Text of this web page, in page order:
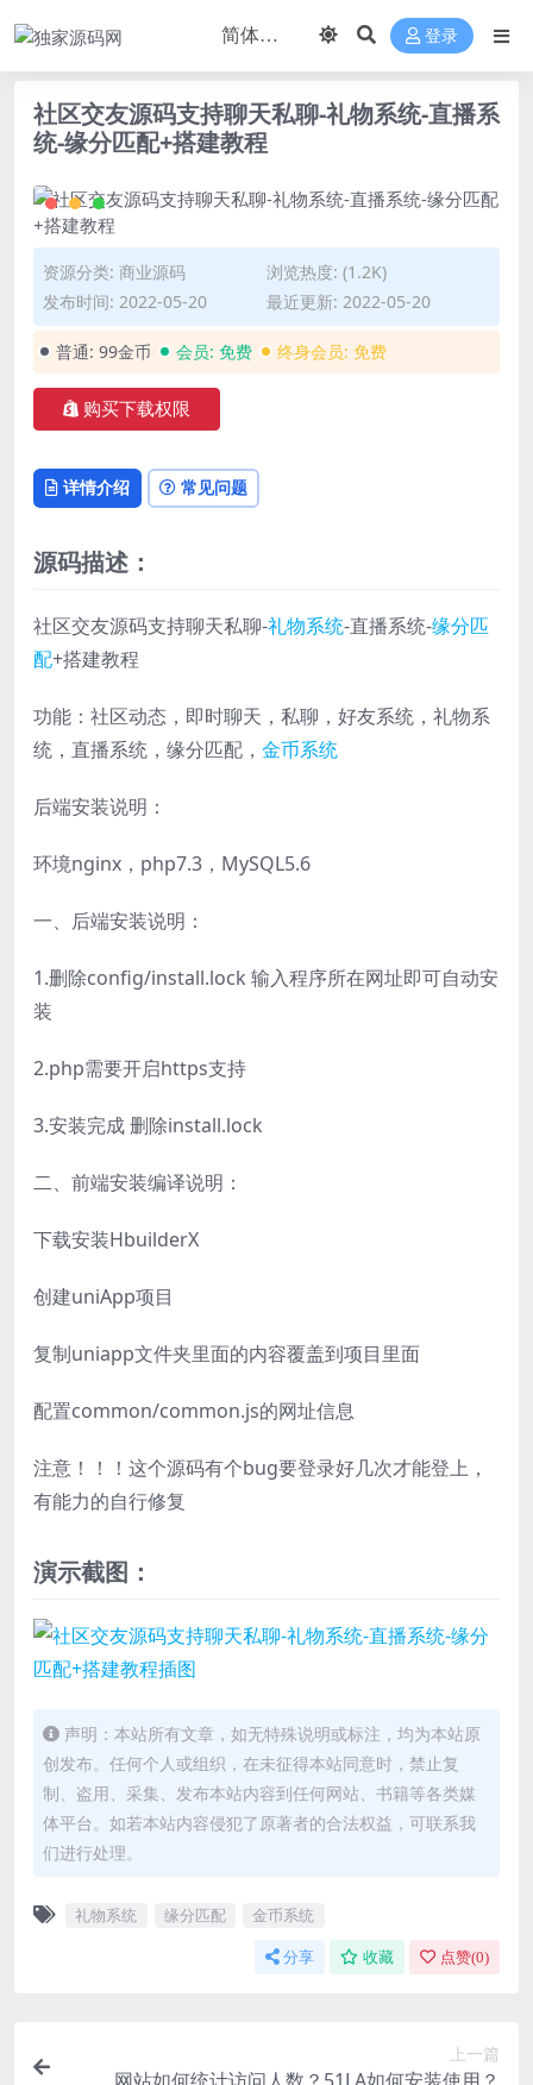
登录
社区交友源码支持聊天私聊-礼物系统-直播系
统-缘分匹配+搭建教程
资源分类: 商业源码
浏览热度: (1.2K)
发布时间: 2022-05-20
最近更新: 2022-05-20
普通: 99金币 会员: 免费 终身会员: 免费
购买下载权限
详情介绍 常见问题
源码描述：
社区交友源码支持聊天私聊-礼物系统-直播系统-缘分匹
配+搭建教程
功能：社区动态，即时聊天，私聊，好友系统，礼物系
统，直播系统，缘分匹配， 金币系统
后端安装说明：
环境nginx，php7.3，MySQL5.6
一、后端安装说明：
1.删除config/install.lock 输入程序所在网址即可自动安
装
2.php需要开启https支持
3.安装完成 删除install.lock
二、前端安装编译说明：
下载安装HbuilderX
创建uniApp项目
复制uniapp文件夹里面的内容覆盖到项目里面
配置common/common.js的网址信息
注意！！！这个源码有个bug要登录好几次才能登上，
有能力的自行修复
演示截图：
声明：本站所有文章，如无特殊说明或标注，均为本站原
创发布。任何个人或组织，在未征得本站同意时，禁止复
制、盗用、采集、发布本站内容到任何网站、书籍等各类媒
体平台。如若本站内容侵犯了原著者的合法权益，可联系我
们进行处理。
礼物系统 缘分匹配 金币系统
分享 收藏 点赞(0)
上一篇